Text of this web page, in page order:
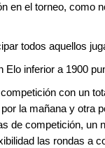
en el torneo, como
todos aquellos
Elo inferior a 1900
con un
la mañana y otra
de competición, un
las rondas a